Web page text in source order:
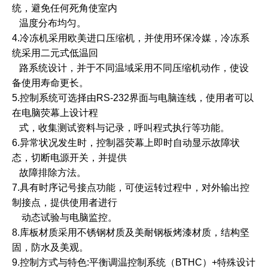
统，避免任何死角使室内
温度分布均匀。
4.冷冻机采用欧美进口压缩机，并使用环保冷媒，冷冻系
统采用二元式低温回
路系统设计，并于不同温域采用不同压缩机动作，使设
备使用寿命更长。
5.控制系统可选择由RS-232界面与电脑连线，使用者可以
在电脑荧幕上设计程
式， 收集测试资料与记录，呼叫程式执行等功能。
6.异常状况发生时，控制器荧幕上即时自动显示故障状
态，切断电源开关，并提供
故障排除方法。
7.具有时序记号接点功能，可使运转过程中，对外输出控
制接点，提供使用者进行
动态试验与电脑监控。
8.库板材质采用不锈钢材质及美耐钢板烤漆材质，结构坚
固，防水及美观。
9.控制方式与特色:平衡调温控制系统（BTHC）+特殊设计